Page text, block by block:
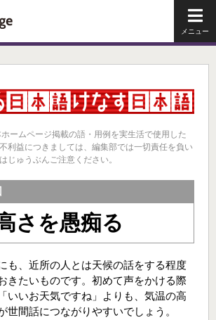
ームページ掲載の語・用例を実生活で使用した
利益につきましては、編集部では一切責任を負い
じゅうぶんご注意ください。
さを愚痴る
も、近所の人とは天候の話をする程度
きたいものです。初めて声をかける際
いいお天気ですね」よりも、気温の高
世間話につながりやすいでしょう。